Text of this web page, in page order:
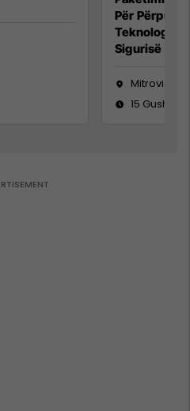
Për
Teknolog/e
Sigurisë së
Mitrovicë
15 Gusht